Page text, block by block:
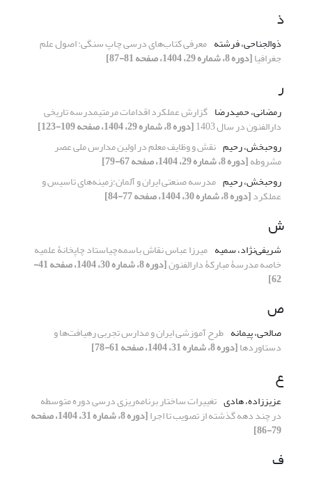
ذ
ذوالجناحی، فرشته معرفی کتاب‌های درسی چاپ سنگی: اصول علم
جغرافیا[دوره 8، شماره 29، 1404، صفحه 81-87]
ر
رمضانی، حمیدرضا گزارش عملکرد اقدامات مرمتیمدرسه تاریخی
دارالفنون در سال 1403
[دوره 8، شماره 29، 1404، صفحه 109-123]
روحبخش، رحیم نقش و وظایف معلم در اولین مدارس ملی عصر
مشروطه[دوره 8، شماره 29، 1404، صفحه 67-79]
روحبخش، رحیم مدرسه صنعتی ایران و آلمان:زمینه‌های تاسیس و
عملکرد[دوره 8، شماره 30، 1404، صفحه 77-84]
ش
شریفی‌نژاد، سمیه میرزا عباس نقاش باسمه‌چیاستاد چاپخانۀ علمیه
خاصه مدرسۀ مبارکۀ دارالفنون [دوره 8، شماره 30، 1404، صفحه 41-
62]
ص
صالحی، پیمانه طرح آموزشی ایران و مدارس تجربی رهیافت‌ها و
دستاوردها[دوره 8، شماره 31، 1404، صفحه 61-78]
ع
عزیززاده، هادی تغییرات ساختار برنامه‌ریزی درسی دوره متوسطه
در چند دهه گذشته از تصویب تا اجرا [دوره 8، شماره 31، 1404، صفحه
79-86]
ف